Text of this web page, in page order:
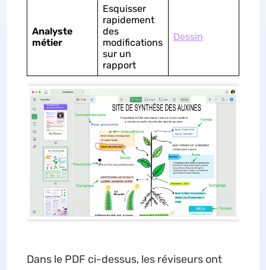
Analyste
métier
Esquisser
rapidement
des
modifications
sur un
rapport
Dessin
Dans le PDF ci-dessus, les réviseurs ont